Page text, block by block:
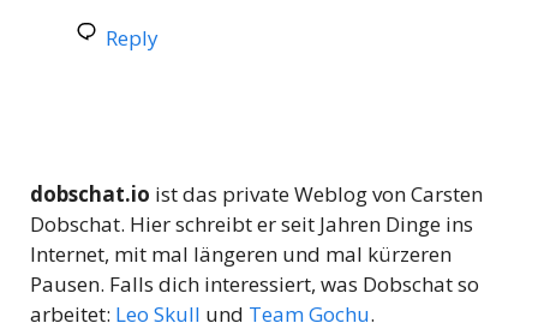
Reply
dobschat.io ist das private Weblog von Carsten
Dobschat. Hier schreibt er seit Jahren Dinge ins
Internet, mit mal längeren und mal kürzeren
Pausen. Falls dich interessiert, was Dobschat so
arbeitet: Leo Skull und Team Gochu.